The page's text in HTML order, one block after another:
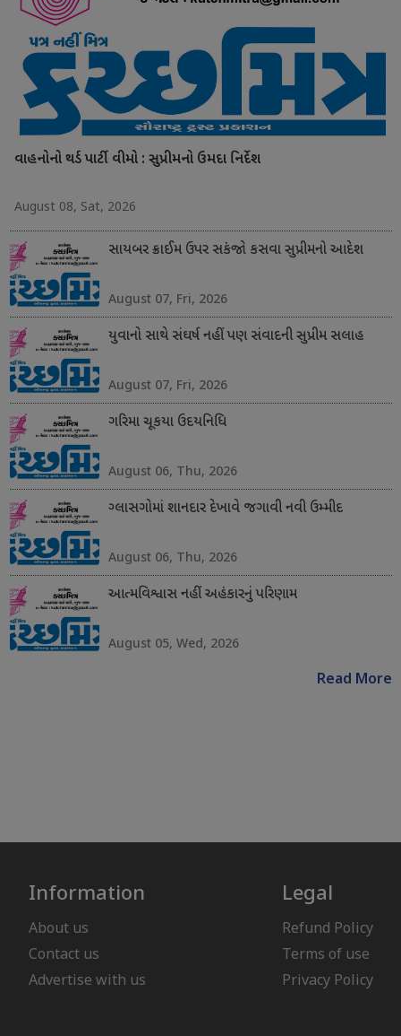
વાહનોનો થર્ડ પાર્ટી વીમો : સુપ્રીમનો ઉમદા નિર્દેશ
August 08, Sat, 2026
સાયબર ક્રાઈમ ઉપર સકંજો કસવા સુપ્રીમનો આદેશ
August 07, Fri, 2026
યુવાનો સાથે સંઘર્ષ નહીં પણ સંવાદની સુપ્રીમ સલાહ
August 07, Fri, 2026
ગરિમા ચૂકયા ઉદયનિધિ
August 06, Thu, 2026
ગ્લાસગોમાં શાનદાર દેખાવે જગાવી નવી ઉમ્મીદ
August 06, Thu, 2026
આત્મવિશ્વાસ નહીં અહંકારનું પરિણામ
August 05, Wed, 2026
Read More
Information
About us
Contact us
Advertise with us
Legal
Refund Policy
Terms of use
Privacy Policy